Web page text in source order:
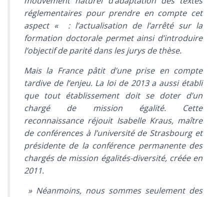
réglementaires pour prendre en compte cet
aspect «
: l’actualisation de l’arrêté sur la
formation doctorale permet ainsi d’introduire
l’objectif de parité dans les jurys de thèse.
Mais la France pâtit d’une prise en compte
tardive de l’enjeu. La loi de 2013 a aussi établi
que tout établissement doit se doter d’un
chargé de mission égalité. Cette
reconnaissance réjouit Isabelle Kraus, maître
de conférences à l’université de Strasbourg et
présidente de la conférence permanente des
chargés de mission égalités-diversité, créée en
2011.
» Néanmoins, nous sommes seulement des